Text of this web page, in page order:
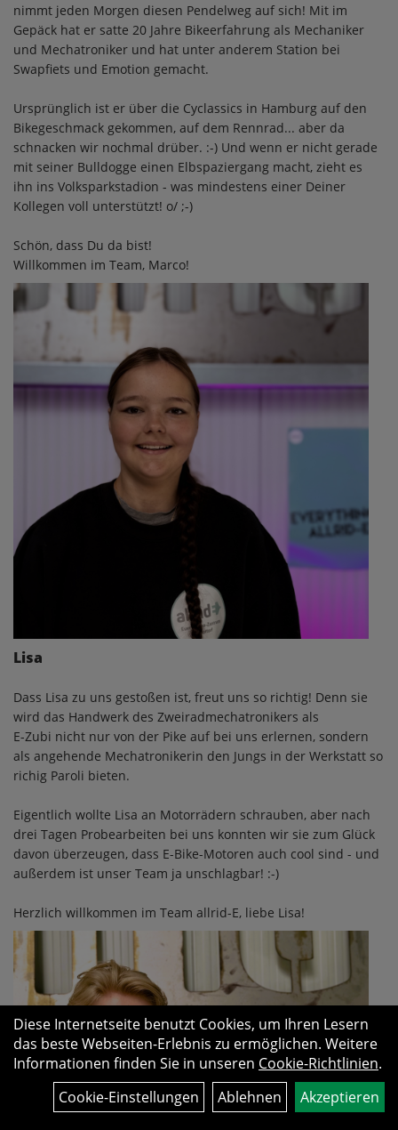
nimmt jeden Morgen diesen Pendelweg auf sich! Mit im
Gepäck hat er satte 20 Jahre Bikeerfahrung als Mechaniker
und Mechatroniker und hat unter anderem Station bei
Swapfiets und Emotion gemacht.
Ursprünglich ist er über die Cyclassics in Hamburg auf den
Bikegeschmack gekommen, auf dem Rennrad... aber da
schnacken wir nochmal drüber. :-) Und wenn er nicht gerade
mit seiner Bulldogge einen Elbspaziergang macht, zieht es
ihn ins Volksparkstadion - was mindestens einer Deiner
Kollegen voll unterstützt! o/ ;-)
Schön, dass Du da bist!
Willkommen im Team, Marco!
Lisa
Dass Lisa zu uns gestoßen ist, freut uns so richtig! Denn sie
wird das Handwerk des Zweiradmechatronikers als
E-Zubi nicht nur von der Pike auf bei uns erlernen, sondern
als angehende Mechatronikerin den Jungs in der Werkstatt so
richig Paroli bieten.
Eigentlich wollte Lisa an Motorrädern schrauben, aber nach
drei Tagen Probearbeiten bei uns konnten wir sie zum Glück
davon überzeugen, dass E-Bike-Motoren auch cool sind - und
außerdem ist unser Team ja unschlagbar! :-)
Herzlich willkommen im Team allrid-E, liebe Lisa!
Diese Internetseite benutzt Cookies, um Ihren Lesern
das beste Webseiten-Erlebnis zu ermöglichen. Weitere
Informationen finden Sie in unseren Cookie-Richtlinien.
Cookie-Einstellungen
Ablehnen Akzeptieren